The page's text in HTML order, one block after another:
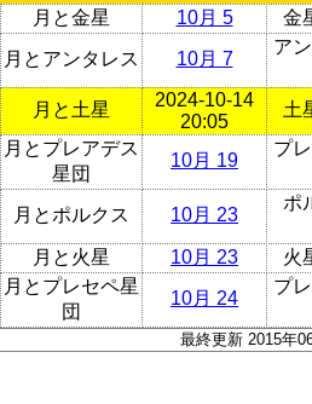
月と金星
10月 5
金
月とアンタレス
10月 7
ア
月と土星
2024-10-14
20:05
土
月とプレアデス
星団
10月 19
プ
月とポルクス
10月 23
ポ
月と火星
10月 23
火
月とプレセペ星
団
10月 24
プ
最終更新 2015年